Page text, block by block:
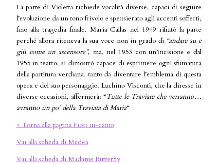
La parte di Violetta richiede vocalità diverse, capaci di seguire
l’evoluzione da un tono frivolo e spensierato agli accenti sofferti,
fino alla tragedia finale. Maria Callas nel 1949 rifiutò la parte
perché allora riteneva la sua voce non in grado di “andare su e
giù come un ascensore”, ma, nel 1953 con un’incisione e dal
1955 in teatro, si dimostrò capace di esprimere ogni sfumatura
della partitura verdiana, tanto da diventare l’emblema di questa
opera e del suo personaggio. Luchino Visconti, che la diresse in
diverse occasioni, affermerà: “Tutte le Traviate che verranno…
avranno un po’ della Traviata di Maria”
< Torna alla pagina Fiori in-canto
Vai alla scheda di Medea
Vai alla scheda di Madame Butterfly